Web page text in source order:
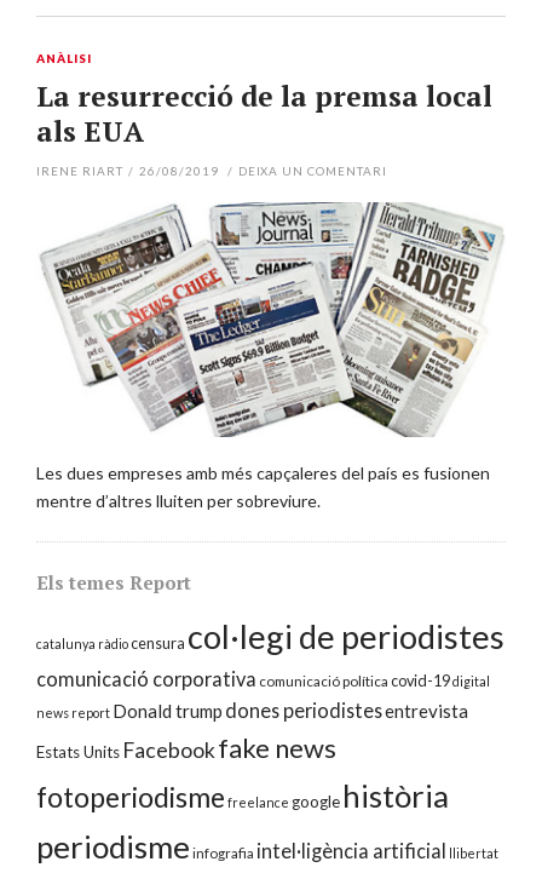
ANÀLISI
La resurrecció de la premsa local
als EUA
IRENE RIART / 26/08/2019 / DEIXA UN COMENTARI
Les dues empreses amb més capçaleres del país es fusionen
mentre d’altres lluiten per sobreviure.
Els temes Report
catalunya ràdiocensura col·legi de periodistes
comunicació corporativa comunicació política covid-19digital
news report Donald trump dones periodistesentrevista
Estats Units Facebookfake news
fotoperiodisme freelance google història
periodisme infografia intel·ligència artificial llibertat